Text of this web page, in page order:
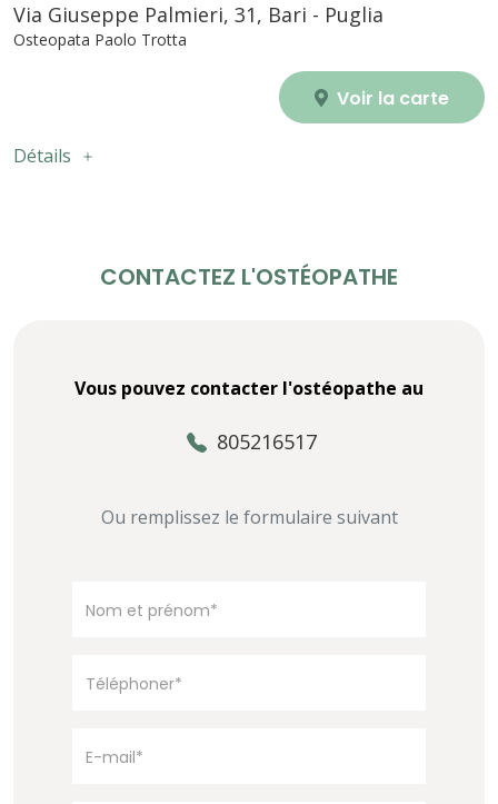
Via Giuseppe Palmieri, 31, Bari - Puglia
Osteopata Paolo Trotta
Voir la carte
Détails
CONTACTEZ L'OSTÉOPATHE
Vous pouvez contacter l'ostéopathe au
805216517
Ou remplissez le formulaire suivant